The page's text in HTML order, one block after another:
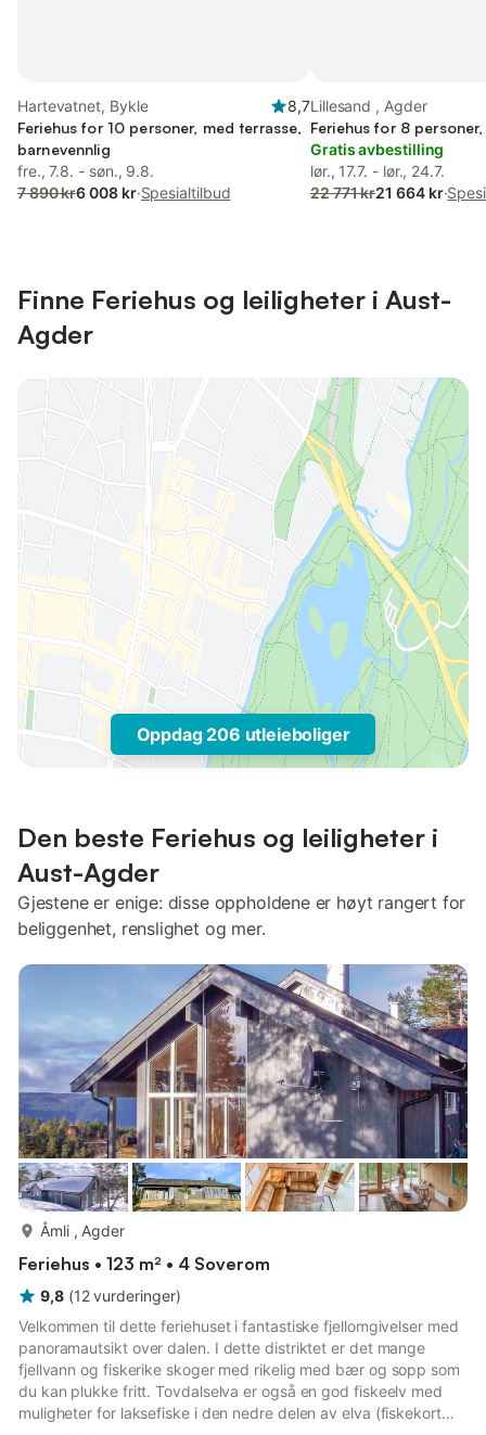
Hartevatnet, Bykle
8,7
Feriehus for 10 personer, med terrasse,
barnevennlig
fre., 7.8. - søn., 9.8.
7 890 kr6 008 kr·Spesialtilbud
Lillesand , Agder
Feriehus for 8
Gratis avbestilling
lør., 17.7. - lør., 24.7.
22 771 kr21 664 kr·
Finne Feriehus og leiligheter i Aust-
Agder
Oppdag 206 utleieboliger
Den beste Feriehus og leiligheter i
Aust-Agder
Gjestene er enige: disse oppholdene er høyt rangert for
beliggenhet, renslighet og mer.
Åmli , Agder
Feriehus • 123 m² • 4 Soverom
9,8 (12 vurderinger)
Velkommen til dette feriehuset i fantastiske fjellomgivelser med
panoramautsikt over dalen. I dette distriktet er det mange
fjellvann og fiskerike skoger med rikelig med bær og sopp som
du kan plukke fritt. Tovdalselva er også en god fiskeelv med
muligheter for laksefiske i den nedre delen av elva (fiskekort